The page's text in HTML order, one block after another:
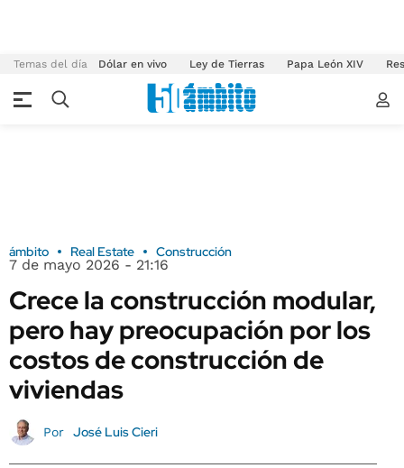
Temas del día Dólar en vivo Ley de Tierras Papa León XIV
ámbito Real Estate Construcción
7 de mayo 2026 - 21:16
Crece la construcción modular,
pero hay preocupación por los
costos de construcción de
viviendas
Por José Luis Cieri